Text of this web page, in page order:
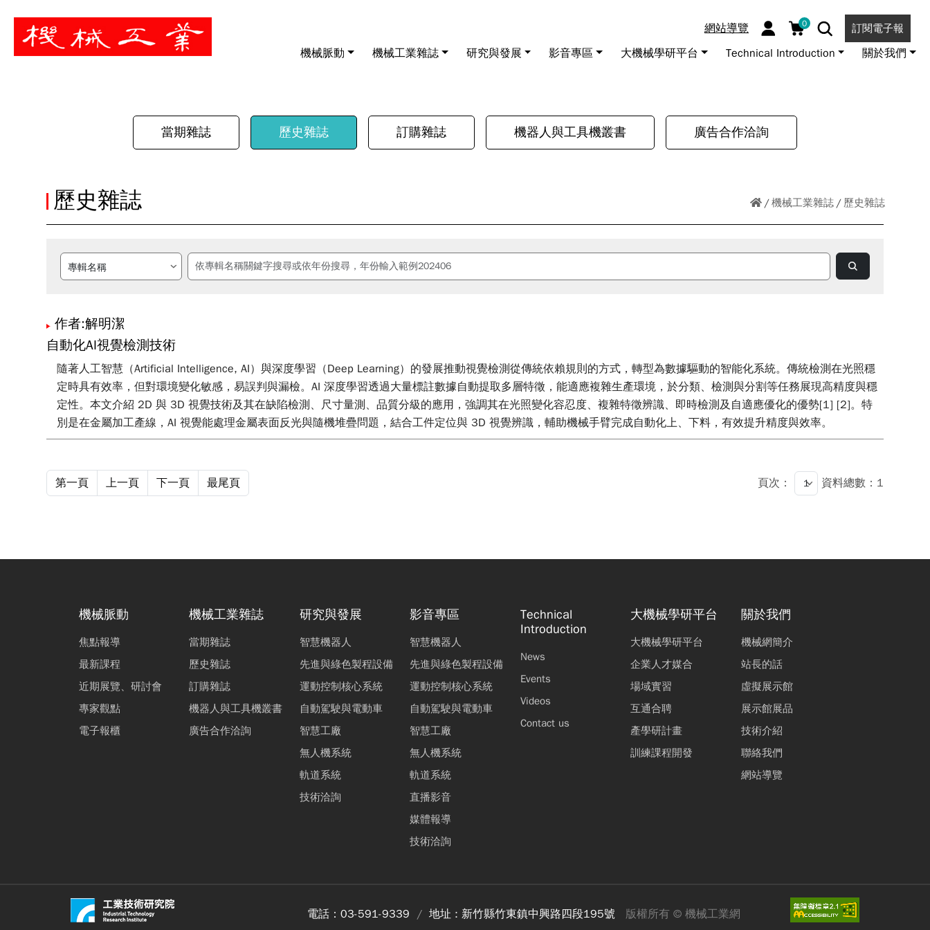
網站導覽 0 訂閱電子報
機械脈動 機械工業雜誌 研究與發展 影音專區 大機械學研平台 Technical Introduction 關於我們
暫停
當期雜誌 歷史雜誌 訂購雜誌 機器人與工具機叢書 廣告合作洽詢
機械工業雜誌 歷史雜誌
歷史雜誌
作者:解明潔
自動化AI視覺檢測技術
隨著人工智慧（Artificial Intelligence, AI）與深度學習（Deep Learning）的發展推動視覺檢測從傳統依賴規則的方式，轉型為數據驅動的智能化系統。傳統檢測在光照穩
定時具有效率，但對環境變化敏感，易誤判與漏檢。AI 深度學習透過大量標註數據自動提取多層特徵，能適應複雜生產環境，於分類、檢測與分割等任務展現高精度與穩
定性。本文介紹 2D 與 3D 視覺技術及其在缺陷檢測、尺寸量測、品質分級的應用，強調其在光照變化容忍度、複雜特徵辨識、即時檢測及自適應優化的優勢[1] [2]。特
別是在金屬加工產線，AI 視覺能處理金屬表面反光與隨機堆疊問題，結合工件定位與 3D 視覺辨識，輔助機械手臂完成自動化上、下料，有效提升精度與效率。
第一頁 上一頁 下一頁 最尾頁 頁次： 資料總數：1
機械脈動
焦點報導
最新課程
近期展覽、研討會
專家觀點
電子報櫃
機械工業雜誌
當期雜誌
歷史雜誌
訂購雜誌
機器人與工具機叢書
廣告合作洽詢
研究與發展
智慧機器人
先進與綠色製程設備
運動控制核心系統
自動駕駛與電動車
智慧工廠
無人機系統
軌道系統
技術洽詢
影音專區
智慧機器人
先進與綠色製程設備
運動控制核心系統
自動駕駛與電動車
智慧工廠
無人機系統
軌道系統
直播影音
媒體報導
技術洽詢
Technical
Introduction
News
Events
Videos
Contact us
大機械學研平台
大機械學研平台
企業人才媒合
場域實習
互通合聘
產學研計畫
訓練課程開發
關於我們
機械網簡介
站長的話
虛擬展示館
展示館展品
技術介紹
聯絡我們
網站導覽
電話： 03-591-9339 地址 : 新竹縣竹東鎮中興路四段195號 版權所有 © 機械工業網